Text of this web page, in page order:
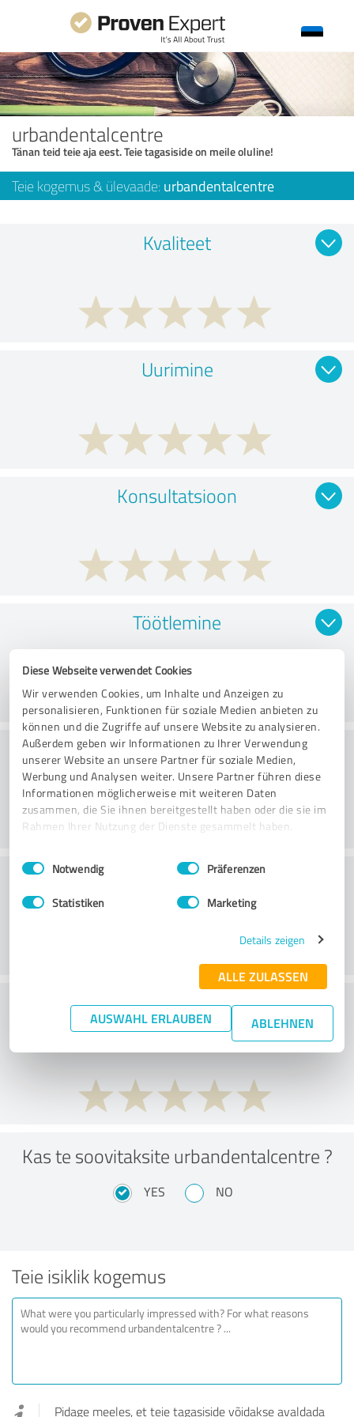
Diese Webseite verwendet Cookies
Wir verwenden Cookies, um Inhalte und Anzeigen zu
personalisieren, Funktionen für soziale Medien anbieten zu
können und die Zugriffe auf unsere Website zu analysieren.
Außerdem geben wir Informationen zu Ihrer Verwendung
unserer Website an unsere Partner für soziale Medien,
Werbung und Analysen weiter. Unsere Partner führen diese
Informationen möglicherweise mit weiteren Daten
zusammen, die Sie ihnen bereitgestellt haben oder die sie im
Rahmen Ihrer Nutzung der Dienste gesammelt haben.
Impressum Datenschutzbestimmungen
Einwilligungsauswahl
Notwendig Präferenzen
Statistiken Marketing
Details zeigen
ALLE ZULASSEN
AUSWAHL ERLAUBEN ABLEHNEN
urbandentalcentre
Tänan teid teie aja eest. Teie tagasiside on meile oluline!
Teie kogemus & ülevaade: urbandentalcentre
Kvaliteet
Uurimine
Konsultatsioon
Töötlemine
Praktika
Teenus
What do you think of the cost to benefit
ratio?
Kas te soovitaksite urbandentalcentre ?
YES NO
Teie isiklik kogemus
Pidage meeles, et teie tagasiside võidakse avaldada